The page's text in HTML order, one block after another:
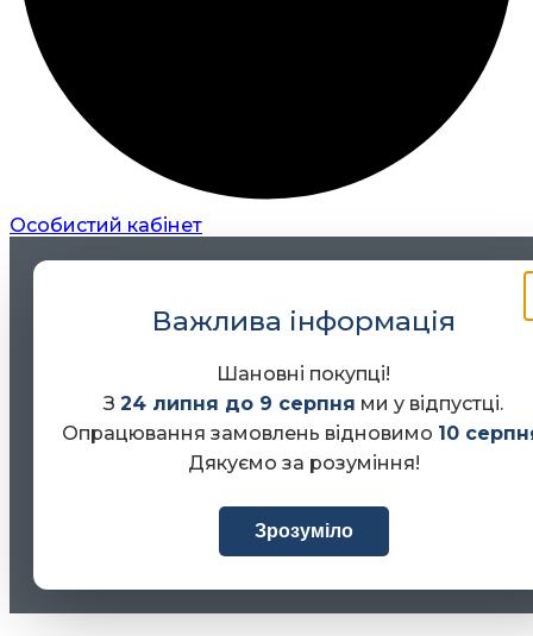
Особистий кабінет
Важлива інформація
Шановні покупці!
З24 липня до 9 серпня ми у відпустці.
Опрацювання замовлень відновимо 10
Дякуємо за розуміння!
Зрозуміло